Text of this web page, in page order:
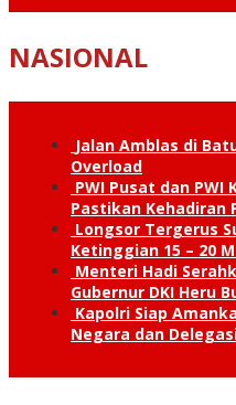
NASIONAL
Jalan Amblas di
Overload
PWI Pusat dan PWI
Pastikan Kehadiran
Longsor Tergerus
Ketinggian 15 – 20
Menteri Hadi
Gubernur DKI Heru
Kapolri Siap
Negara dan